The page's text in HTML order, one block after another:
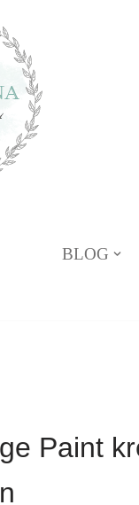
BLOG
Paint